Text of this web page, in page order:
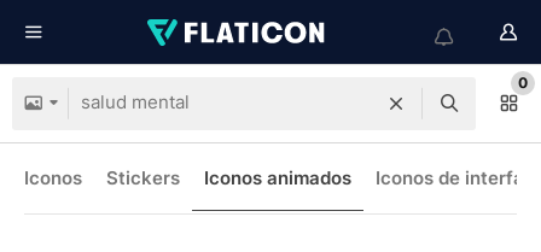
0
Iconos Stickers Iconos animados Iconos de interfaz